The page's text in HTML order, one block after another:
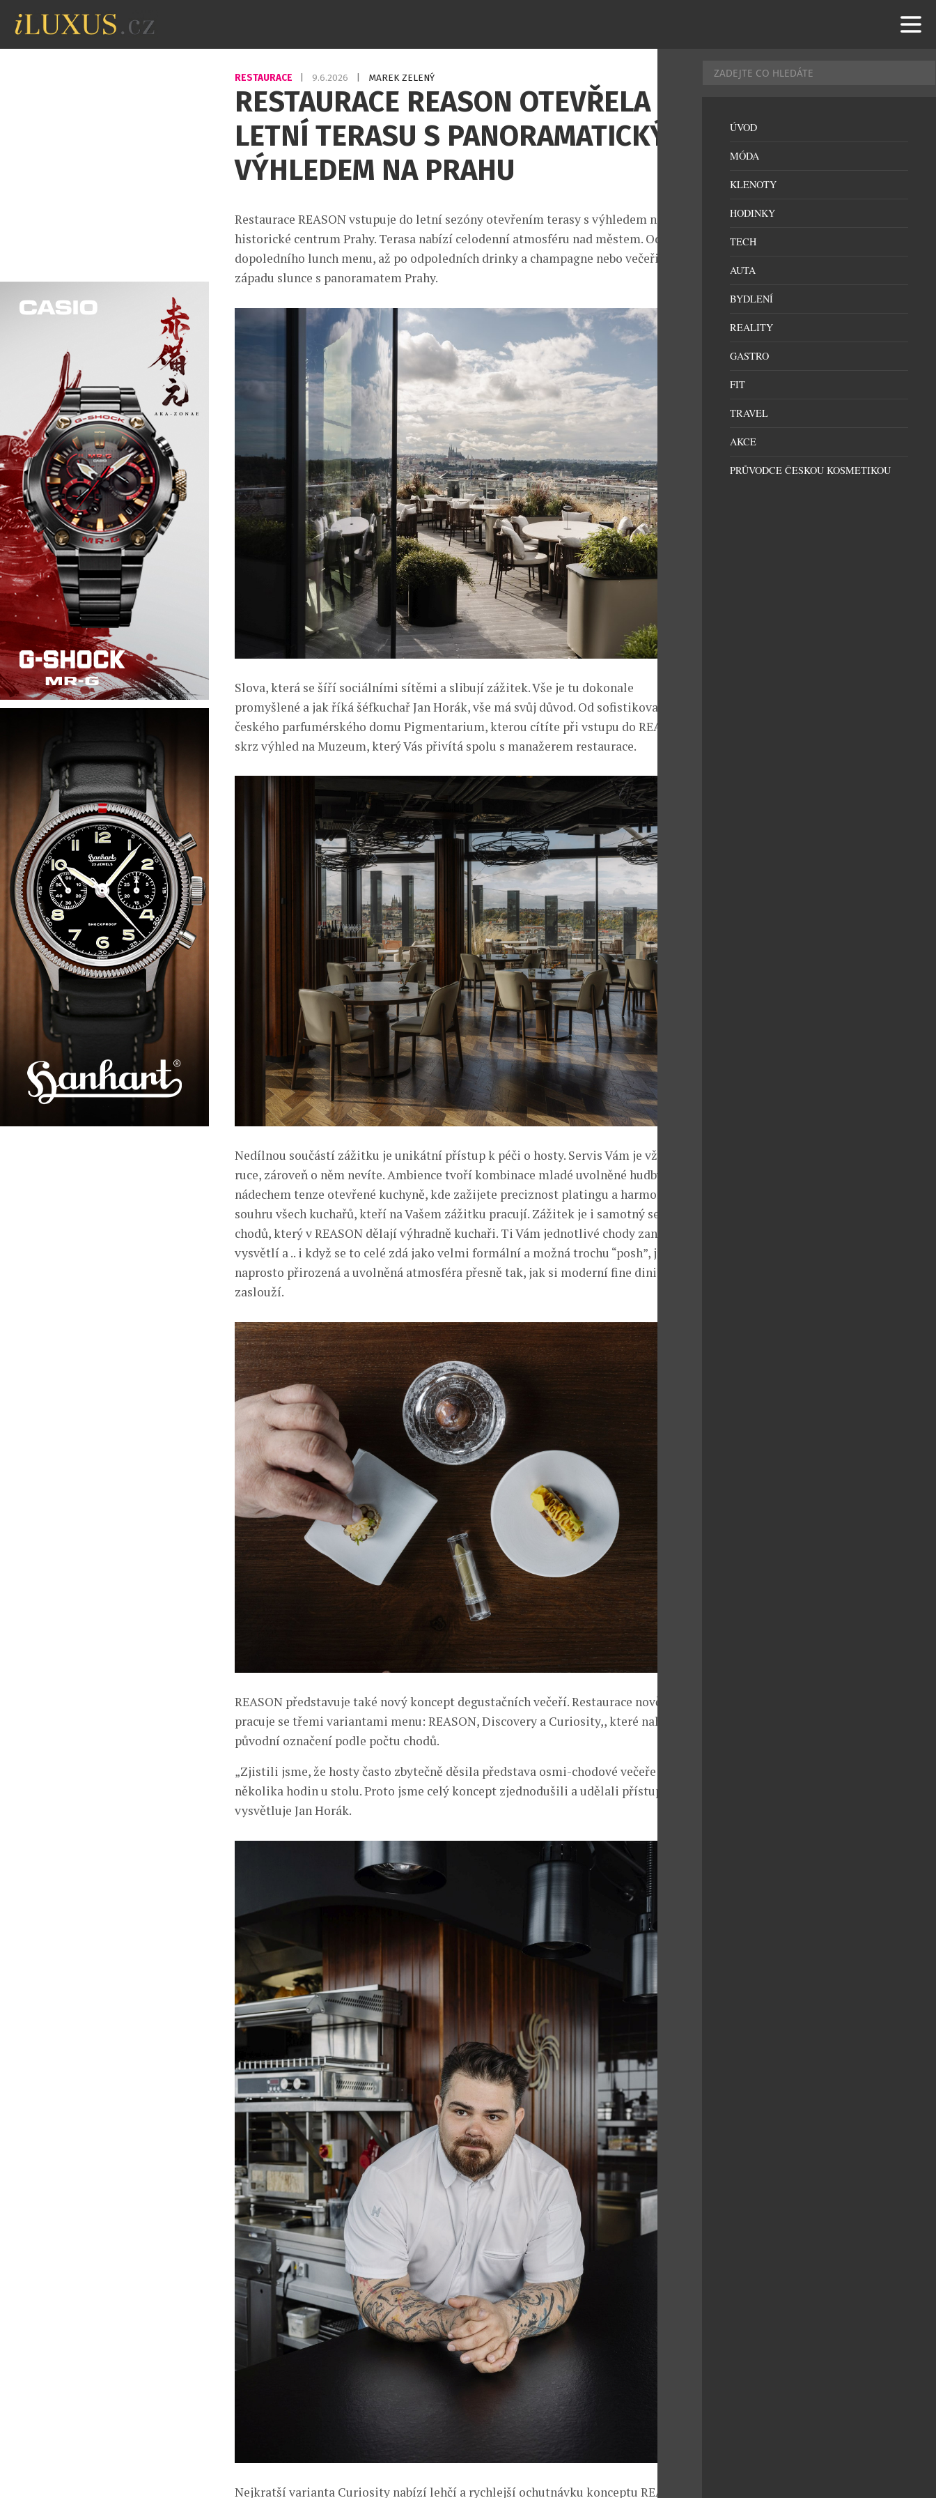
RESTAURACE 9.6.2026 MAREK ZELENÝ
RESTAURACE REASON OTEVŘELA
LETNÍ TERASU S PANORAMATICKÝM
VÝHLEDEM NA PRAHU
Restaurace REASON vstupuje do letní sezóny otevřením terasy s výhledem na
historické centrum Prahy. Terasa nabízí celodenní atmosféru nad městem. Od
dopoledního lunch menu, až po odpoledních drinky a champagne nebo večeři při
západu slunce s panoramatem Prahy.
Slova, která se šíří sociálními sítěmi a slibují zážitek. Vše je tu dokonale
promyšlené a jak říká šéfkuchař Jan Horák, vše má svůj důvod. Od sofistikované vůně
českého parfumérského domu Pigmentarium, kterou cítíte při vstupu do REASON,
skrz výhled na Muzeum, který Vás přivítá spolu s manažerem restaurace.
Nedílnou součástí zážitku je unikátní přístup k péči o hosty. Servis Vám je vždy k
ruce, zároveň o něm nevíte. Ambience tvoří kombinace mladé uvolněné hudby s
nádechem tenze otevřené kuchyně, kde zažijete preciznost platingu a harmonickou
souhru všech kuchařů, kteří na Vašem zážitku pracují. Zážitek je i samotný servis
chodů, který v REASON dělají výhradně kuchaři. Ti Vám jednotlivé chody zanesou,
vysvětlí a .. i když se to celé zdá jako velmi formální a možná trochu “posh”, je to
naprosto přirozená a uvolněná atmosféra přesně tak, jak si moderní fine dining
zaslouží.
REASON představuje také nový koncept degustačních večeří. Restaurace nově
pracuje se třemi variantami menu: REASON, Discovery a Curiosity,, které nahrazují
původní označení podle počtu chodů.
„Zjistili jsme, že hosty často zbytečně děsila představa osmi-chodové večeře a
několika hodin u stolu. Proto jsme celý koncept zjednodušili a udělali přístupnější,“
vysvětluje Jan Horák.
Nejkratší varianta Curiosity nabízí lehčí a rychlejší ochutnávku konceptu REASON,
ÚVOD
MÓDA
KLENOTY
HODINKY
TECH
AUTA
BYDLENÍ
REALITY
GASTRO
FIT
TRAVEL
AKCE
PRŮVODCE ČESKOU KOSMETIKOU